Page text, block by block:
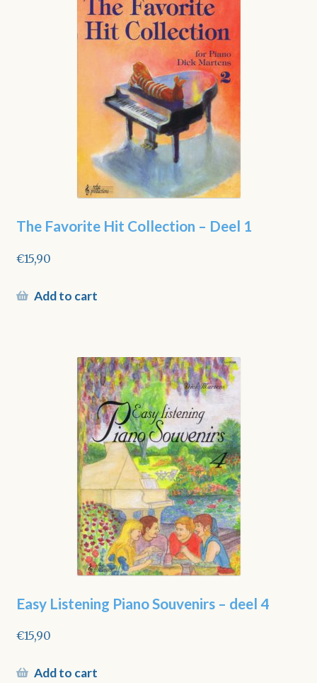
The Favorite Hit Collection – Deel 1
€15,90
Add to cart
Easy Listening Piano Souvenirs – deel 4
€15,90
Add to cart